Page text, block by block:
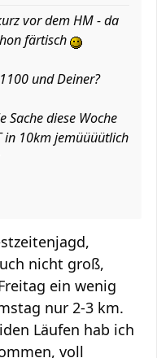
vor dem HM - da
färtisch
und Deiner?
Sache diese Woche
in 10km jemüüüütlich
nicht groß,
ein wenig
nur 2-3 km.
Läufen hab ich
voll